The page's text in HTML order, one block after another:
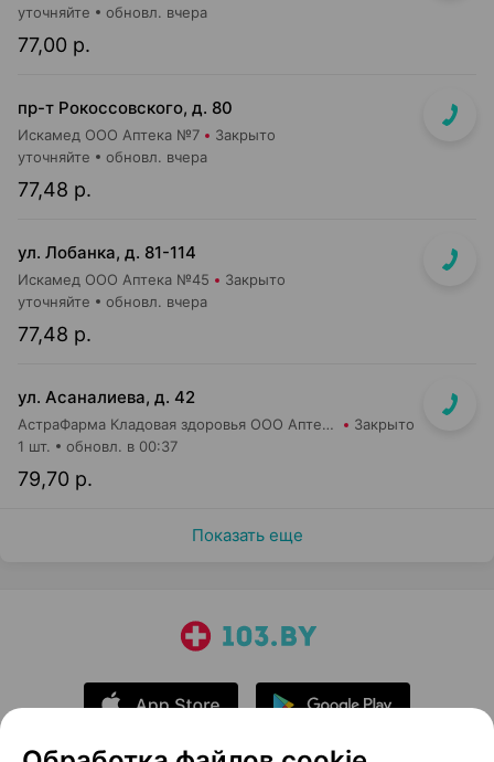
77,00 р.
уточняйте обновл. вчера
пр-т Рокоссовского, д. 80
Искамед ООО Аптека №7 Закрыто
77,48 р.
уточняйте обновл. вчера
ул. Лобанка, д. 81-114
Искамед ООО Аптека №45 Закрыто
77,48 р.
уточняйте обновл. вчера
ул. Асаналиева, д. 42
АстраФарма Кладовая здоровья ООО Аптека №10 Закрыто
79,70 р.
1 шт. обновл. в 00:37
Показать еще